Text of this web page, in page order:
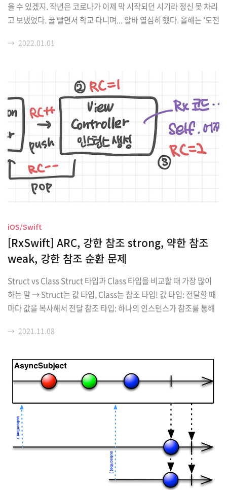
을 수 있겠지. 작년은 코로나가 이제 막 시작되던 시기라 정신 못 차리
고 보냈었다. 꿀 빨면서 학교 다니며... 알바 열심히 했다. 올해는 '도전
예상치 못한 일들도 많았다. J 중에서도 극성 J라는 ESTJ인 나는...
는 사람이 된 것 같다. # 복수전공 올해의 첫 도전, 복수전공. 복수전공
을 신청하기엔 성적이 좀 딸리던 나는 비대면 수업을 발판 삼아 성적
을 열심히 올렸다. 간신히 커트라인 맞춰서 복수전공 신청을 해냈다.
단순히..
→ 2022.01.01
iOS/Swift
[RxSwift] ARC, 강한 참조 strong, 약한 참조
weak, 강한 참조 순환 문제
Struct vs Class Struct 타입과 Class 타입을 비교할 때 가장 많이
하는 말 → Struct는 값 타입, Class는 참조 타입! 값 타입: 전달할 때
마다 값을 복사해서 전달 참조 타입: 하나의 인스턴스가 참조를 통해
으면 메모리 자원을 낭비하게 됨. → 스위프트에서 메모리 사용을 관
턴스가 메모리에서 영원히 해제되지 않을 가능성이 있기 때문에... A
RC에 대해 알아야 한다. ARC * 자동 참조 카운팅, Automatic Refer
ence Counting => 자동으로 메모리를 관리해 주는 방식 * 더 이상
필요하지 않은 클래스의 인스턴스를 메모리에서..
→ 2021.11.08